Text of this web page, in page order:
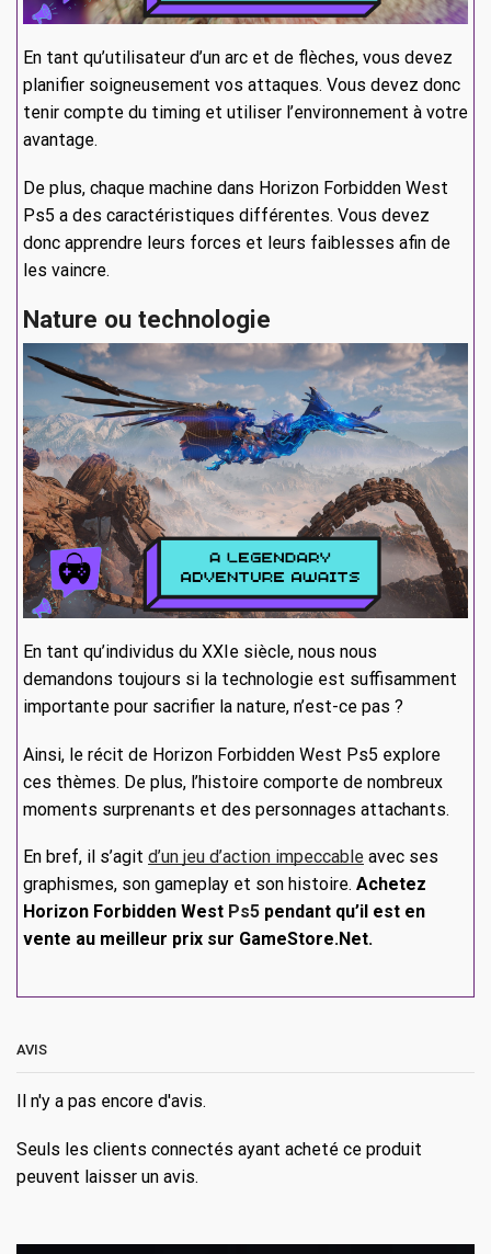
En tant qu’utilisateur d’un arc et de flèches, vous devez
planifier soigneusement vos attaques. Vous devez donc
tenir compte du timing et utiliser l’environnement à votre
avantage.
De plus, chaque machine dans Horizon Forbidden West
Ps5 a des caractéristiques différentes. Vous devez
donc apprendre leurs forces et leurs faiblesses afin de
les vaincre.
Nature ou technologie
En tant qu’individus du XXIe siècle, nous nous
demandons toujours si la technologie est suffisamment
importante pour sacrifier la nature, n’est-ce pas ?
Ainsi, le récit de Horizon Forbidden West Ps5 explore
ces thèmes. De plus, l’histoire comporte de nombreux
moments surprenants et des personnages attachants.
En bref, il s’agit d’un jeu d’action impeccable avec ses
graphismes, son gameplay et son histoire. Achetez
Horizon Forbidden West Ps5 pendant qu’il est en
vente au meilleur prix sur GameStore.Net.
AVIS
Il n'y a pas encore d'avis.
Seuls les clients connectés ayant acheté ce produit
peuvent laisser un avis.